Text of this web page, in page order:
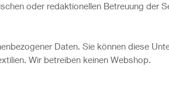
oder redaktionellen Betreuung der
Daten. Sie können diese
Wir betreiben keinen Webshop.